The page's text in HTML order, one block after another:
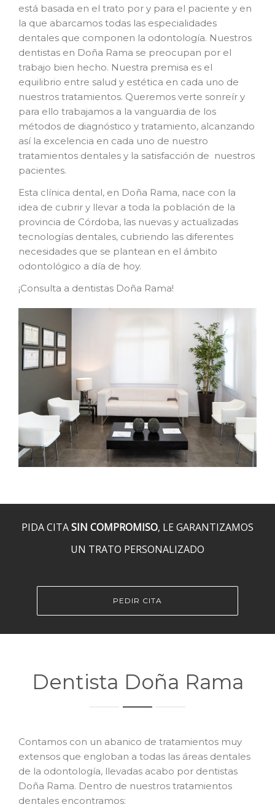
está basada en el trato por y para el paciente y en
la que abarcamos todas las especialidades
dentales que componen la odontología. Nuestros
dentistas en Doña Rama se preocupan por el
trabajo bien hecho. Nuestra premisa es el
equilibrio entre salud y estética en cada uno de
nuestros tratamientos. Queremos verte sonreír y
para ello trabajamos a la vanguardia de los
métodos de diagnóstico y tratamiento, alcanzando
así la excelencia en cada uno de nuestro
tratamientos dentales y la satisfacción de nuestros
pacientes.
Esta clínica dental, en Doña Rama, nace con la
idea de cubrir y llevar a toda la población de la
provincia de Córdoba, las nuevas y actualizadas
tecnologías dentales, cubriendo las diferentes
necesidades que se plantean en el ámbito
odontológico a día de hoy.
¡Consulta a dentistas Doña Rama!
PIDA CITASIN COMPROMISO, LE GARANTIZAMOS
UN TRATO PERSONALIZADO
PEDIR CITA
Dentista Doña Rama
Contamos con un abanico de tratamientos muy
extensos que engloban a todas las áreas dentales
de la odontología, llevadas acabo por dentistas
Doña Rama. Dentro de nuestros tratamientos
dentales encontramos: